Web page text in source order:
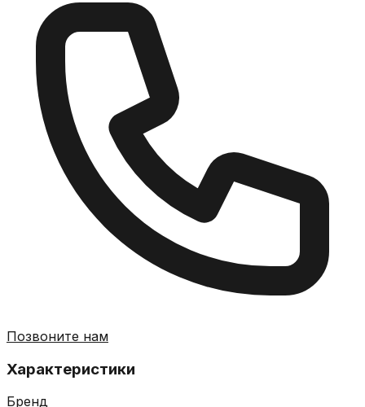
Позвоните нам
Характеристики
Бренд